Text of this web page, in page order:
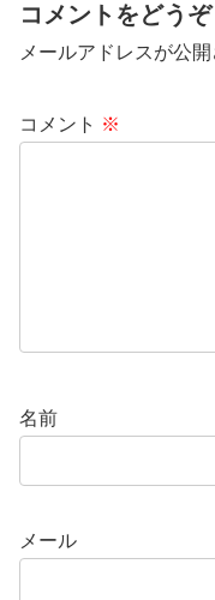
コメントをどうぞ
メールアドレスが公
コメント ※
名前
メール